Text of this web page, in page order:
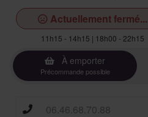
Actuellement fermé...
11h15 - 14h15 | 18h00 - 22h15
À emporter
Précommande possible
06.46.68.70.88